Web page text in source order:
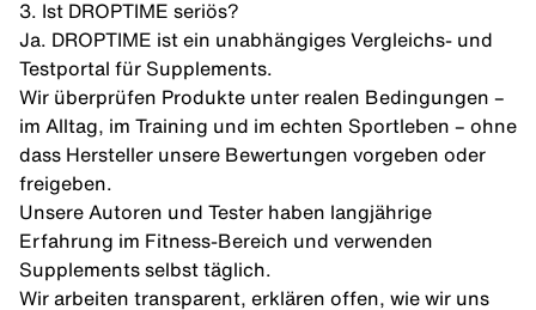
3. Ist DROPTIME seriös?
Ja. DROPTIME ist ein unabhängiges Vergleichs- und
Testportal für Supplements.
Wir überprüfen Produkte unter realen Bedingungen –
im Alltag, im Training und im echten Sportleben – ohne
dass Hersteller unsere Bewertungen vorgeben oder
freigeben.
Unsere Autoren und Tester haben langjährige
Erfahrung im Fitness-Bereich und verwenden
Supplements selbst täglich.
Wir arbeiten transparent, erklären offen, wie wir uns